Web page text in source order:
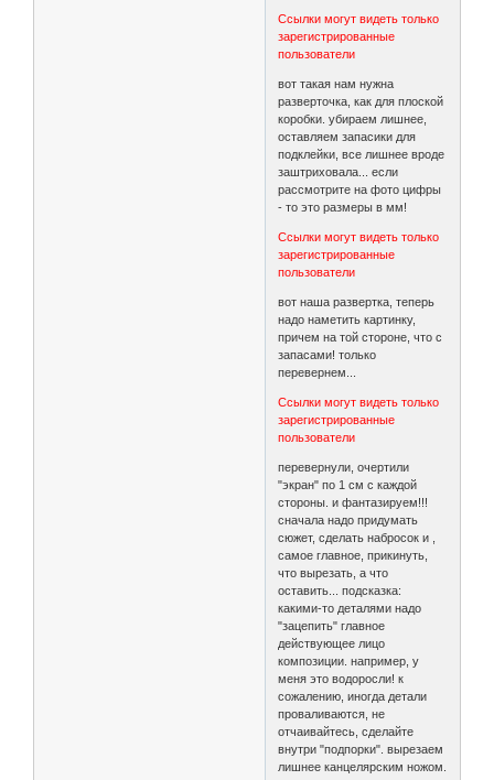
Ссылки могут видеть только
зарегистрированные
пользователи
вот такая нам нужна
разверточка, как для плоской
коробки. убираем лишнее,
оставляем запасики для
подклейки, все лишнее вроде
заштриховала... если
рассмотрите на фото цифры
- то это размеры в мм!
Ссылки могут видеть только
зарегистрированные
пользователи
вот наша развертка, теперь
надо наметить картинку,
причем на той стороне, что с
запасами! только
перевернем...
Ссылки могут видеть только
зарегистрированные
пользователи
перевернули, очертили
"экран" по 1 см с каждой
стороны. и фантазируем!!!
сначала надо придумать
сюжет, сделать набросок и ,
самое главное, прикинуть,
что вырезать, а что
оставить... подсказка:
какими-то деталями надо
"зацепить" главное
действующее лицо
композиции. например, у
меня это водоросли! к
сожалению, иногда детали
проваливаются, не
отчаивайтесь, сделайте
внутри "подпорки". вырезаем
лишнее канцелярским ножом.